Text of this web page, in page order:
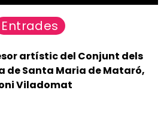
Entrades
artístic del Conjunt dels
de Santa Maria de Mataró,
Viladomat